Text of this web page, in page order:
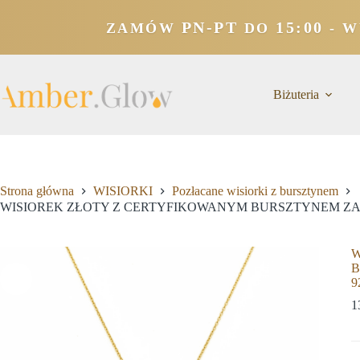
ZAMÓW PN-PT DO 15:00 -
Biżuteria
Strona główna WISIORKI
Pozłacane wisiorki z bursztynem
WISIOREK ZŁOTY Z CERTYFIKOWANYM BURSZTYNEM